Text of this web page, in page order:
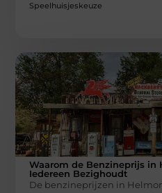
Speelhuisjeskeuze
Waarom de Benzineprijs in
Iedereen Bezighoudt
De benzineprijzen in